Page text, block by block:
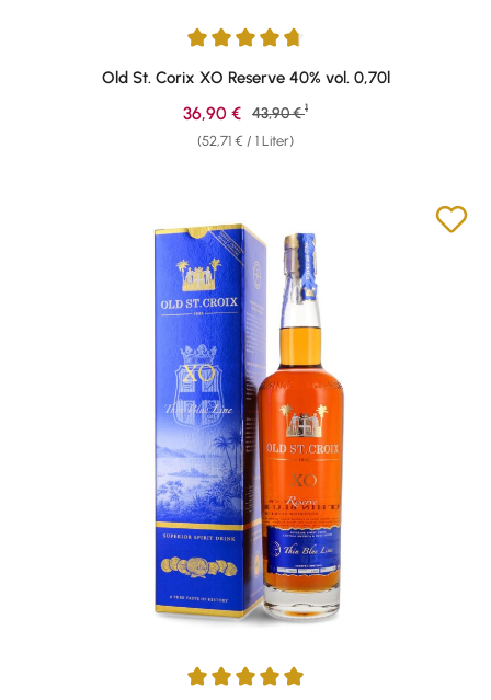
Durchschnittliche Bewertung von 4.85 von 5 Sternen
Old St. Corix XO Reserve 40% vol. 0,70l
(52,71 € / 1 Liter)
Verkaufspreis:
36,90 € Regulärer Preis:
43,90 € 1